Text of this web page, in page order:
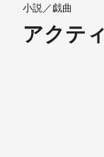
小説／戯曲
アクテ